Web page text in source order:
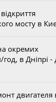
мосту в
окремих
в Дніпрі -
двигателя